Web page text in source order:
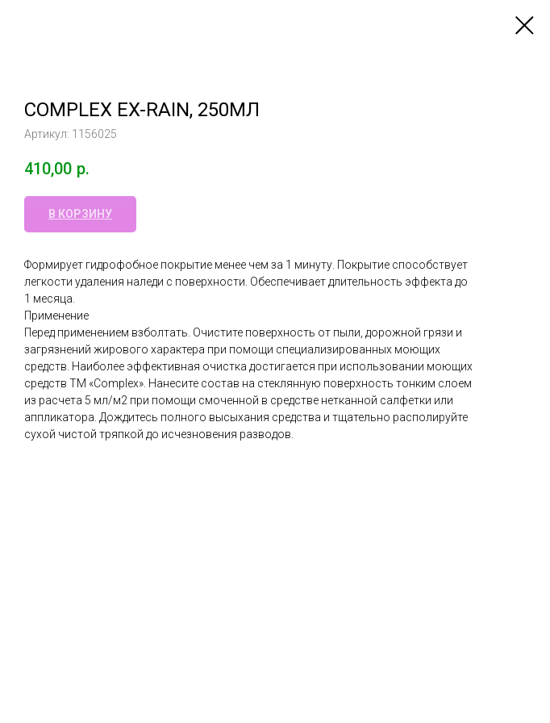
COMPLEX EX-RAIN, 250МЛ
Артикул: 1156025
410,00 р.
В КОРЗИНУ
Формирует гидрофобное покрытие менее чем за 1 минуту. Покрытие способствует
легкости удаления наледи с поверхности. Обеспечивает длительность эффекта до
1 месяца.
Применение
Перед применением взболтать. Очистите поверхность от пыли, дорожной грязи и
загрязнений жирового характера при помощи специализированных моющих
средств. Наиболее эффективная очистка достигается при использовании моющих
средств ТМ «Complex». Нанесите состав на стеклянную поверхность тонким слоем
из расчета 5 мл/м2 при помощи смоченной в средстве нетканной салфетки или
аппликатора. Дождитесь полного высыхания средства и тщательно располируйте
сухой чистой тряпкой до исчезновения разводов.